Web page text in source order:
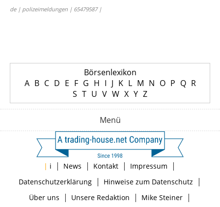
de | polizeimeldungen | 65479587 |
Börsenlexikon
A B C D E F G H I J K L M N O P Q R
S T U V W X Y Z
Menü
| i | News | Kontakt | Impressum |
Datenschutzerklärung| Hinweise zum Datenschutz |
Über uns | Unsere Redaktion | Mike Steiner|